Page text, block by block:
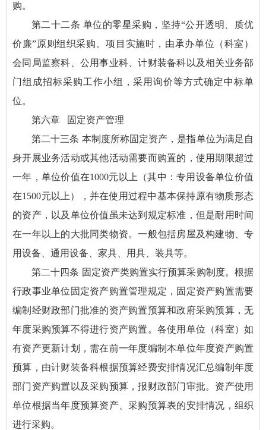
购。
第二十二条 单位的零星采购，坚持“公开透明、质优
价廉”原则组织采购。项目实施时，由承办单位（科室）
会同局监察科、公用事业科、计财装备科以及相关业务部
门组成招标采购工作小组，采用询价等方式确定中标单
位。
第六章 固定资产管理
第二十三条 本制度所称固定资产，是指单位为满足自
身开展业务活动或其他活动需要而购置的，使用期限超过
一年，单位价值在1000元以上（其中：专用设备单位价值
在1500元以上），并在使用过程中基本保持原有物质形态
的资产，以及单位价值虽未达到规定标准，但是耐用时间
在一年以上的大批同类物资。一般包括房屋及构建物、专
用设备、通用设备、家具、用具、装具等。
第二十四条 固定资产类购置实行预算采购制度。根据
行政事业单位固定资产购置管理规定，固定资产购置需要
编制经财政部门批准的资产购置预算和政府采购预算，无
年度采购预算不得进行资产购置。各使用单位（科室）如
有资产更新计划，需在前一年度编制本单位年度资产购置
预算，由计财装备科根据预算经费安排情况汇总编制年度
部门资产购置以及采购预算，报财政部门审批。资产使用
单位根据当年度预算资产、采购预算表的安排情况，组织
进行采购。